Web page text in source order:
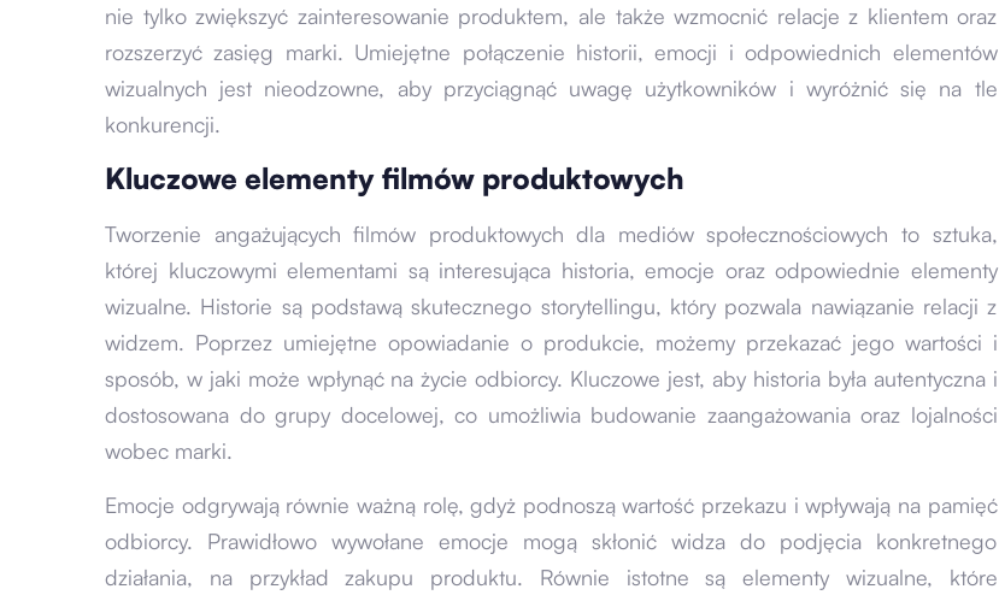
nie tylko zwiększyć zainteresowanie produktem, ale także wzmocnić relacje z klientem oraz
rozszerzyć zasięg marki. Umiejętne połączenie historii, emocji i odpowiednich elementów
wizualnych jest nieodzowne, aby przyciągnąć uwagę użytkowników i wyróżnić się na tle
konkurencji.
Kluczowe elementy filmów produktowych
Tworzenie angażujących filmów produktowych dla mediów społecznościowych to sztuka,
której kluczowymi elementami są interesująca historia, emocje oraz odpowiednie elementy
wizualne. Historie są podstawą skutecznego storytellingu, który pozwala nawiązanie relacji z
widzem. Poprzez umiejętne opowiadanie o produkcie, możemy przekazać jego wartości i
sposób, w jaki może wpłynąć na życie odbiorcy. Kluczowe jest, aby historia była autentyczna i
dostosowana do grupy docelowej, co umożliwia budowanie zaangażowania oraz lojalności
wobec marki.
Emocje odgrywają równie ważną rolę, gdyż podnoszą wartość przekazu i wpływają na pamięć
odbiorcy. Prawidłowo wywołane emocje mogą skłonić widza do podjęcia konkretnego
działania, na przykład zakupu produktu. Równie istotne są elementy wizualne, które